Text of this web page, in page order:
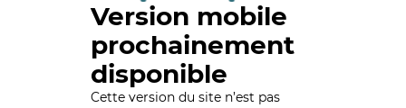
Version mobile
prochainement
disponible
Cette version du site n’est pas